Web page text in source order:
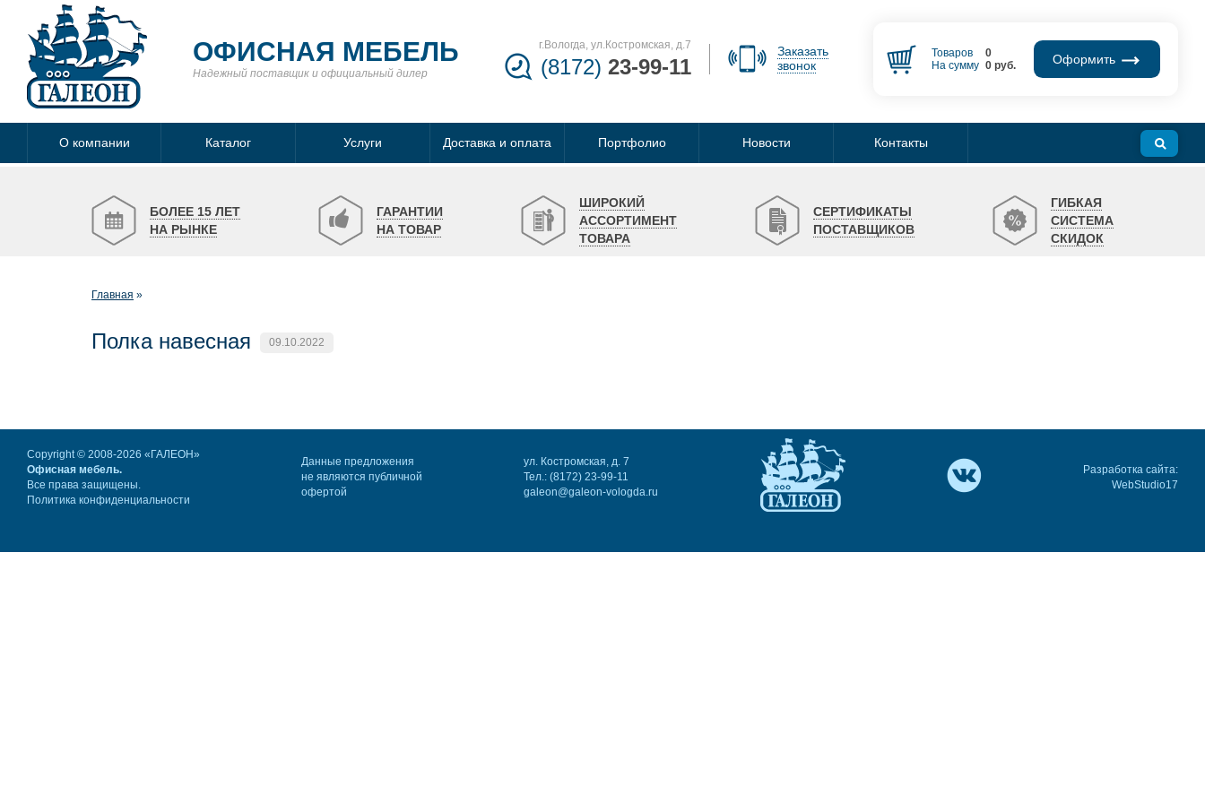
ОФИСНАЯ МЕБЕЛЬ
Надежный поставщик и официальный дилер
г.Вологда, ул.Костромская, д.7
(8172) 23-99-11
Заказать
звонок
Товаров
0
На сумму 0руб. Оформить
О компании Каталог Услуги Доставка и оплата Портфолио Новости Контакты
БОЛЕЕ 15 ЛЕТ
НА РЫНКЕ
ГАРАНТИИ
НА ТОВАР
ШИРОКИЙ
АССОРТИМЕНТ
ТОВАРА
СЕРТИФИКАТЫ
ПОСТАВЩИКОВ
ГИБКАЯ
СИСТЕМА
СКИДОК
Главная
Полка навесная 09.10.2022
Copyright © 2008-2026 «ГАЛЕОН»
Офисная мебель.
Все права защищены.
Политика конфиденциальности
Данные предложения
не являются публичной
офертой
ул. Костромская, д. 7
Тел.: (8172) 23-99-11
galeon@galeon-vologda.ru
Разработка сайта:
WebStudio17